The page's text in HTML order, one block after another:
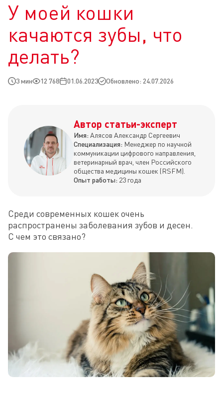
У моей кошки
качаются зубы, что
делать?
3 мин 12 768 01.06.2023 Обновлено: 24.07.2026
Автор статьи-эксперт
Имя: Алясов Александр Сергеевич
Специализация: Менеджер по научной
коммуникации цифрового направления,
ветеринарный врач, член Российского
общества медицины кошек (RSFM).
Опыт работы: 23 года
Среди современных кошек очень
распространены заболевания зубов и десен.
С чем это связано?